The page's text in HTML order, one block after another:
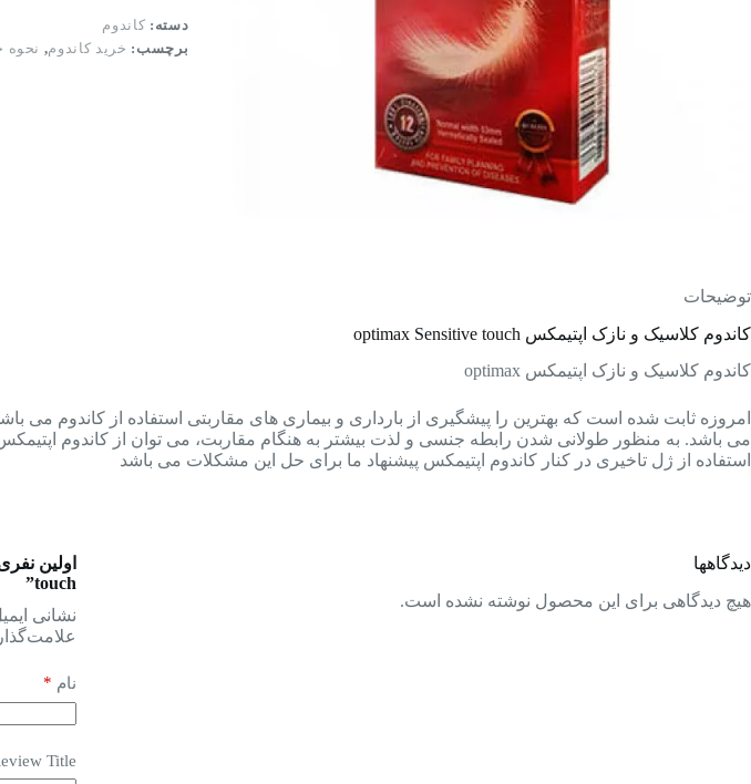
دسته: کاندوم
برچسب: خرید کاندوم, نحوه
توضیحات
کاندوم کلاسیک و نازک اپتیمکس optimax Sensitive touch
کاندوم کلاسیک و نازک اپتیمکس optimax
امروزه ثابت شده است که بهترین را پیشگیری از بارداری و بیماری های مقاربتی استفاده از کاندوم
می باشد. به منظور طولانی شدن رابطه جنسی و لذت بیشتر به هنگام مقاربت، می توان از کاندوم
استفاده از ژل تاخیری در کنار کاندوم اپتیمکس پیشنهاد ما برای حل این مشکلات می باشد
دیدگاهها
هیچ دیدگاهی برای این محصول نوشته نشده است.
touch”
نشانی
نام *
Title